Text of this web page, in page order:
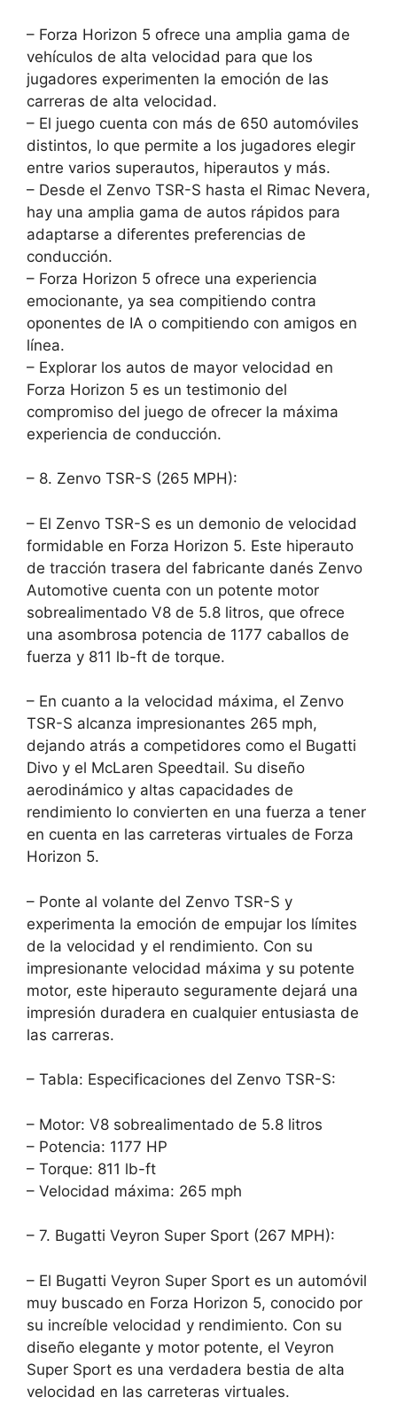
– Forza Horizon 5 ofrece una amplia gama de
vehículos de alta velocidad para que los
jugadores experimenten la emoción de las
carreras de alta velocidad.
– El juego cuenta con más de 650 automóviles
distintos, lo que permite a los jugadores elegir
entre varios superautos, hiperautos y más.
– Desde el Zenvo TSR-S hasta el Rimac Nevera,
hay una amplia gama de autos rápidos para
adaptarse a diferentes preferencias de
conducción.
– Forza Horizon 5 ofrece una experiencia
emocionante, ya sea compitiendo contra
oponentes de IA o compitiendo con amigos en
línea.
– Explorar los autos de mayor velocidad en
Forza Horizon 5 es un testimonio del
compromiso del juego de ofrecer la máxima
experiencia de conducción.
– 8. Zenvo TSR-S (265 MPH):
– El Zenvo TSR-S es un demonio de velocidad
formidable en Forza Horizon 5. Este hiperauto
de tracción trasera del fabricante danés Zenvo
Automotive cuenta con un potente motor
sobrealimentado V8 de 5.8 litros, que ofrece
una asombrosa potencia de 1177 caballos de
fuerza y 811 lb-ft de torque.
– En cuanto a la velocidad máxima, el Zenvo
TSR-S alcanza impresionantes 265 mph,
dejando atrás a competidores como el Bugatti
Divo y el McLaren Speedtail. Su diseño
aerodinámico y altas capacidades de
rendimiento lo convierten en una fuerza a tener
en cuenta en las carreteras virtuales de Forza
Horizon 5.
– Ponte al volante del Zenvo TSR-S y
experimenta la emoción de empujar los límites
de la velocidad y el rendimiento. Con su
impresionante velocidad máxima y su potente
motor, este hiperauto seguramente dejará una
impresión duradera en cualquier entusiasta de
las carreras.
– Tabla: Especificaciones del Zenvo TSR-S:
– Motor: V8 sobrealimentado de 5.8 litros
– Potencia: 1177 HP
– Torque: 811 lb-ft
– Velocidad máxima: 265 mph
– 7. Bugatti Veyron Super Sport (267 MPH):
– El Bugatti Veyron Super Sport es un automóvil
muy buscado en Forza Horizon 5, conocido por
su increíble velocidad y rendimiento. Con su
diseño elegante y motor potente, el Veyron
Super Sport es una verdadera bestia de alta
velocidad en las carreteras virtuales.